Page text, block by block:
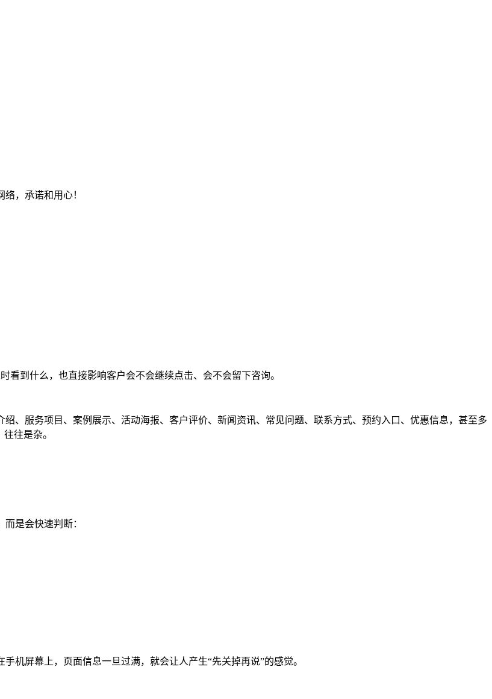
，承诺和用心！
到什么，也直接影响客户会不会继续点击、会不会留下咨询。
、服务项目、案例展示、活动海报、客户评价、新闻资讯、常见问题、联系方式、预约入口、优惠信息，甚至多
往是杂。
是会快速判断：
机屏幕上，页面信息一旦过满，就会让人产生“先关掉再说”的感觉。